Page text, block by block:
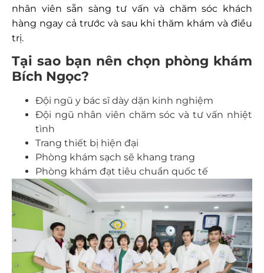
nhân viên sẵn sàng tư vấn và chăm sóc khách
hàng ngay cả trước và sau khi thăm khám và điều
trị.
Tại sao bạn nên chọn phòng khám
Bích Ngọc?
Đội ngũ y bác sĩ dày dặn kinh nghiệm
Đội ngũ nhân viên chăm sóc và tư vấn nhiệt
tình
Trang thiết bị hiện đại
Phòng khám sạch sẽ khang trang
Phòng khám đạt tiêu chuẩn quốc tế